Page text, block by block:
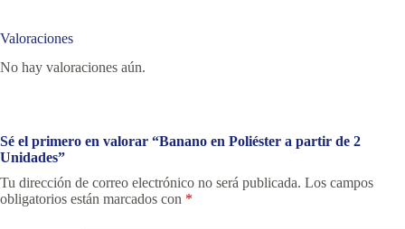
Valoraciones
No hay valoraciones aún.
Sé el primero en valorar “Banano en Poliéster a partir de 2
Unidades”
Tu dirección de correo electrónico no será publicada. Los campos
obligatorios están marcados con *